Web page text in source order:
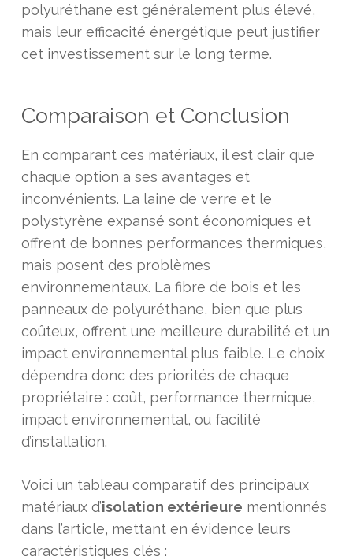
polyuréthane est généralement plus élevé,
mais leur efficacité énergétique peut justifier
cet investissement sur le long terme.
Comparaison et Conclusion
En comparant ces matériaux, il est clair que
chaque option a ses avantages et
inconvénients. La laine de verre et le
polystyrène expansé sont économiques et
offrent de bonnes performances thermiques,
mais posent des problèmes
environnementaux. La fibre de bois et les
panneaux de polyuréthane, bien que plus
coûteux, offrent une meilleure durabilité et un
impact environnemental plus faible. Le choix
dépendra donc des priorités de chaque
propriétaire : coût, performance thermique,
impact environnemental, ou facilité
d’installation.
Voici un tableau comparatif des principaux
matériaux d’isolation extérieure mentionnés
dans l’article, mettant en évidence leurs
caractéristiques clés :